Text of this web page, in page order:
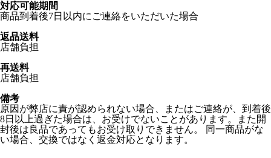
対応可能期間
商品到着後7日以内にご連絡をいただいた場合
返品送料
店舗負担
再送料
店舗負担
備考
原因が弊店に責が認められない場合、またはご連絡が、到着後
8日以上過ぎた場合は、お受けでないことがあります。また開
封後は良品であってもお受け取りできません。 同一商品がな
い場合、交換ではなく返金対応となります。